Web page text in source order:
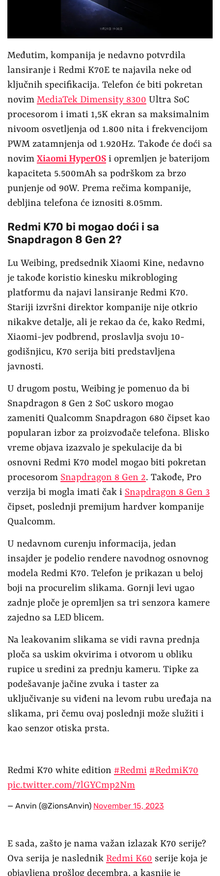
Međutim, kompanija je nedavno potvrdila
lansiranje i Redmi K70E te najavila neke od
ključnih specifikacija. Telefon će biti pokretan
novim MediaTek Dimensity 8300 Ultra SoC
procesorom i imati 1,5K ekran sa maksimalnim
nivoom osvetljenja od 1.800 nita i frekvencijom
PWM zatamnjenja od 1.920Hz. Takođe će doći sa
novim Xiaomi HyperOS i opremljen je baterijom
kapaciteta 5.500mAh sa podrškom za brzo
punjenje od 90W. Prema rečima kompanije,
debljina telefona će iznositi 8.05mm.
Redmi K70 bi mogao doći i sa
Snapdragon 8 Gen 2?
Lu Weibing, predsednik Xiaomi Kine, nedavno
je takođe koristio kinesku mikrobloging
platformu da najavi lansiranje Redmi K70.
Stariji izvršni direktor kompanije nije otkrio
nikakve detalje, ali je rekao da će, kako Redmi,
Xiaomi-jev podbrend, proslavlja svoju 10-
godišnjicu, K70 serija biti predstavljena
javnosti.
U drugom postu, Weibing je pomenuo da bi
Snapdragon 8 Gen 2 SoC uskoro mogao
zameniti Qualcomm Snapdragon 680 čipset kao
popularan izbor za proizvođače telefona. Blisko
vreme objava izazvalo je spekulacije da bi
osnovni Redmi K70 model mogao biti pokretan
procesorom Snapdragon 8 Gen 2. Takođe, Pro
verzija bi mogla imati čak i Snapdragon 8 Gen 3
čipset, poslednji premijum hardver kompanije
Qualcomm.
U nedavnom curenju informacija, jedan
insajder je podelio rendere navodnog osnovnog
modela Redmi K70. Telefon je prikazan u beloj
boji na procurelim slikama. Gornji levi ugao
zadnje ploče je opremljen sa tri senzora kamere
zajedno sa LED blicem.
Na leakovanim slikama se vidi ravna prednja
ploča sa uskim okvirima i otvorom u obliku
rupice u sredini za prednju kameru. Tipke za
podešavanje jačine zvuka i taster za
uključivanje su viđeni na levom rubu uređaja na
slikama, pri čemu ovaj poslednji može služiti i
kao senzor otiska prsta.
Redmi K70 white edition #Redmi #RedmiK70
pic.twitter.com/7lGYCmp2Nm
— Anvin (@ZionsAnvin) November 15, 2023
E sada, zašto je nama važan izlazak K70 serije?
Ova serija je naslednik Redmi K60 serije koja je
objavljena prošlog decembra, a kasnije je